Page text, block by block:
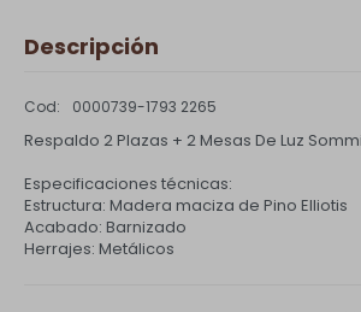
Descripción
0000739-1793 2265
Respaldo 2 Plazas + 2 Mesas De Luz
Especificaciones técnicas:
Estructura: Madera maciza de Pino Elliotis
Acabado: Barnizado
Herrajes: Metálicos